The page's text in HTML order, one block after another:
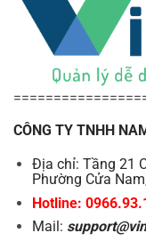
CÔNG TY TNHH
Địa chỉ: Tầng 21
Phường Cửa
Hotline:
Mail: